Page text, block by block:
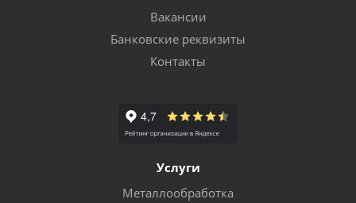
Вакансии
Банковские реквизиты
Контакты
Услуги
Металлообработка